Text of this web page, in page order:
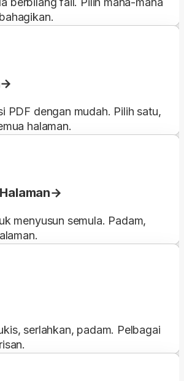
PDF dengan mudah. Pilih satu,
halaman.
menyusun semula. Padam,
serlahkan, padam. Pelbagai